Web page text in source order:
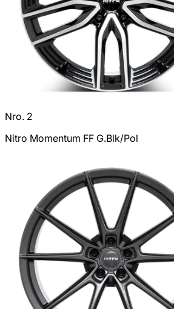
Nro. 2
Nitro Momentum FF G.Blk/Pol